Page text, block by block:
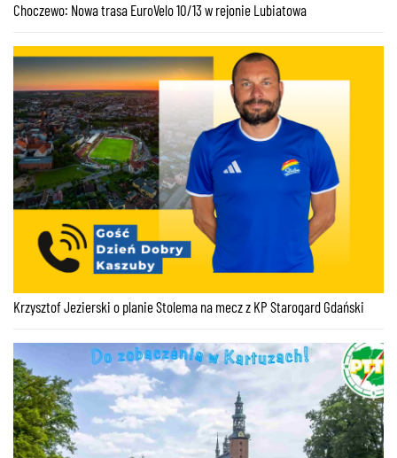
Choczewo: Nowa trasa EuroVelo 10/13 w rejonie Lubiatowa
Krzysztof Jezierski o planie Stolema na mecz z KP Starogard Gdański